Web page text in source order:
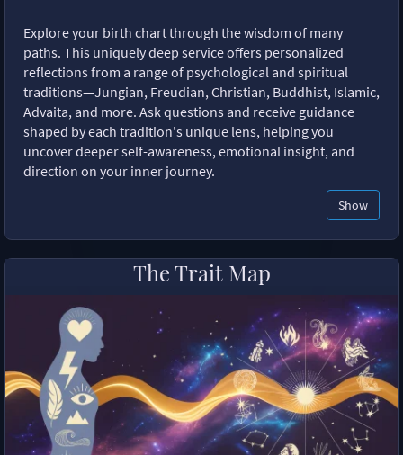
Explore your birth chart through the wisdom of many
paths. This uniquely deep service offers personalized
reflections from a range of psychological and spiritual
traditions—Jungian, Freudian, Christian, Buddhist, Islamic,
Advaita, and more. Ask questions and receive guidance
shaped by each tradition's unique lens, helping you
uncover deeper self-awareness, emotional insight, and
direction on your inner journey.
Show
The Trait Map